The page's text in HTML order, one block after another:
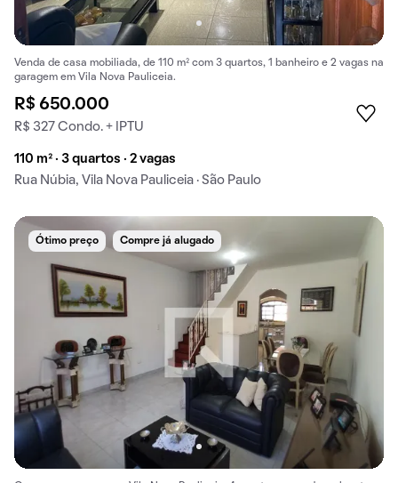
Venda de casa mobiliada, de 110 m² com 3 quartos, 1 banheiro e 2 vagas na
garagem em Vila Nova Pauliceia.
R$ 650.000
R$ 327 Condo. + IPTU
110 m² · 3 quartos · 2 vagas
Rua Núbia, Vila Nova Pauliceia · São Paulo
Ótimo preço Compre já alugado